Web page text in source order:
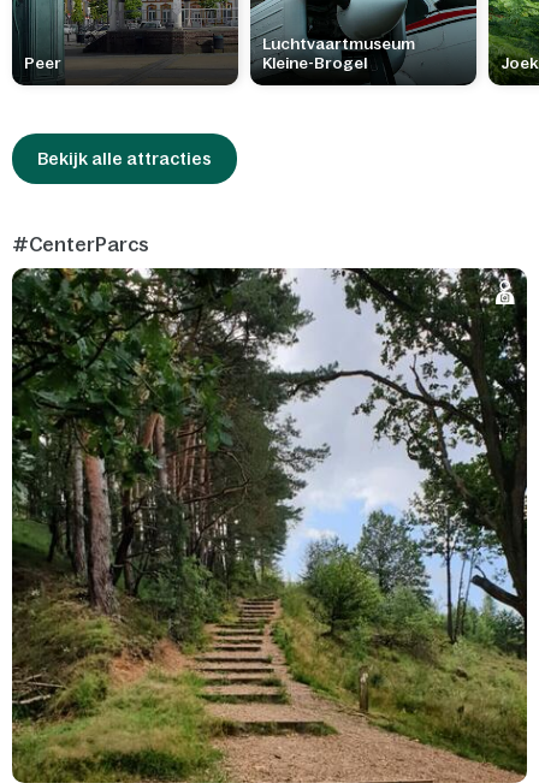
Peer
Luchtvaartmuseum
Kleine-Brogel
Bekijk alle attracties
#CenterParcs